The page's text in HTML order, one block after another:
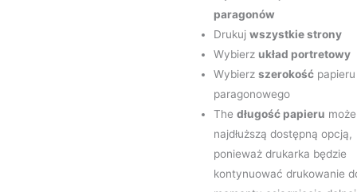
paragonów
Drukujwszystkie strony
Wybierz układ portretowy
Wybierzszerokość papieru
paragonowego
Thedługość papieru
najdłuższą dostępną opcją,
ponieważ drukarka będzie
kontynuować drukowanie